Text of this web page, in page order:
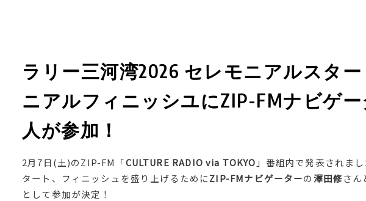
ラリー三河湾2026 セレモニアルスタ
ニアルフィニッシユにZIP-FMナビゲ
人が参加！
2月7日(土)のZIP-FM「CULTURE RADIO via TOKYO 」番組内で発表されま
タート、フィニッシュを盛り上げるためにZIP-FMナビゲーターの澤田修さん
として参加が決定！